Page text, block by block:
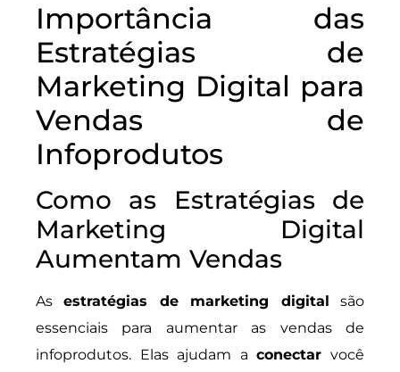
Importância das
Estratégias de
Marketing Digital para
Vendas de
Infoprodutos
Como as Estratégias de
Marketing Digital
Aumentam Vendas
Asestratégias de marketing digital são
essenciais para aumentar as vendas de
infoprodutos. Elas ajudam aconectar você